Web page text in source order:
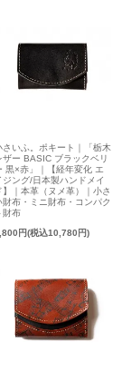
さいふ。ポキート｜「栃木
ザー BASIC ブラックベリ
黒×赤」｜【経年変化 エ
ジング/日本製ハンドメイ
】｜本革（ヌメ革）｜小さ
財布・ミニ財布・コンパク
財布
円(税込10,780円)